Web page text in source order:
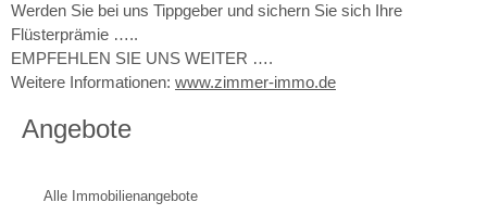
Werden Sie bei uns Tippgeber und sichern Sie sich Ihre
Flüsterprämie …..
EMPFEHLEN SIE UNS WEITER ….
Weitere Informationen: www.zimmer-immo.de
Angebote
Alle Immobilienangebote